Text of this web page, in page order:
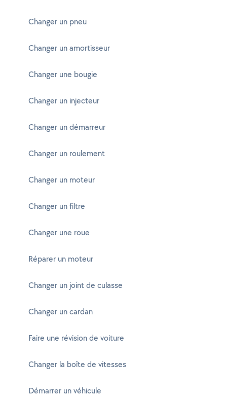
Changer un pneu
Changer un amortisseur
Changer une bougie
Changer un injecteur
Changer un démarreur
Changer un roulement
Changer un moteur
Changer un filtre
Changer une roue
Réparer un moteur
Changer un joint de culasse
Changer un cardan
Faire une révision de voiture
Changer la boîte de vitesses
Démarrer un véhicule